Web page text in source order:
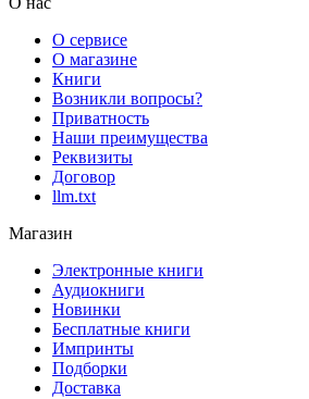
О сервисе
О магазине
Книги
Возникли вопросы?
Приватность
Наши преимущества
Реквизиты
Договор
llm.txt
Магазин
Электронные книги
Аудиокниги
Новинки
Бесплатные книги
Импринты
Подборки
Доставка